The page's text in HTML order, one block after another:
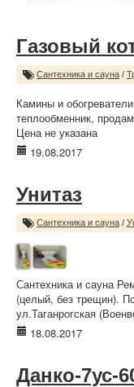
Газовый
Сантехника и сауна /
Камины и
теплообменник,
Цена не указана
19.08.2017
Унитаз
Сантехника и сауна /
Сантехника и сауна
(целый, без трещин).
ул.Таганрогская
18.08.2017
Данко-7ус-